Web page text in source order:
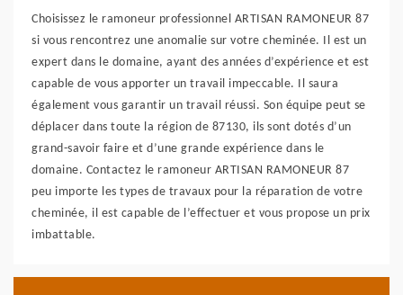
Choisissez le ramoneur professionnel ARTISAN RAMONEUR 87
si vous rencontrez une anomalie sur votre cheminée. Il est un
expert dans le domaine, ayant des années d’expérience et est
capable de vous apporter un travail impeccable. Il saura
également vous garantir un travail réussi. Son équipe peut se
déplacer dans toute la région de 87130, ils sont dotés d’un
grand-savoir faire et d’une grande expérience dans le
domaine. Contactez le ramoneur ARTISAN RAMONEUR 87
peu importe les types de travaux pour la réparation de votre
cheminée, il est capable de l’effectuer et vous propose un prix
imbattable.